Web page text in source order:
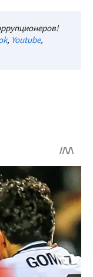
, Youtube,